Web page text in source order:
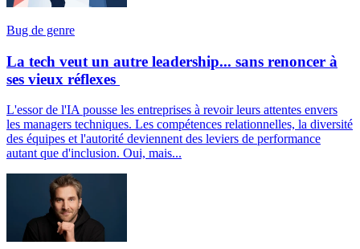
Bug de genre
La tech veut un autre leadership... sans renoncer à
ses vieux réflexes
L'essor de l'IA pousse les entreprises à revoir leurs attentes envers
les managers techniques. Les compétences relationnelles, la diversité
des équipes et l'autorité deviennent des leviers de performance
autant que d'inclusion. Oui, mais...